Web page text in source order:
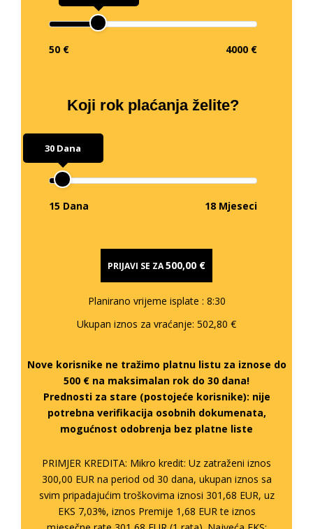
50 € 4000 €
Koji rok plaćanja želite?
30 Dana
15 Dana 18 Mjeseci
PRIJAVI SE ZA500,00 €
Planirano vrijeme isplate : 8:30
Ukupan iznos za vraćanje: 502,80 €
Nove korisnike ne tražimo platnu listu za iznose do
500 € na maksimalan rok do 30 dana!
Prednosti za stare (postojeće korisnike): nije
potrebna verifikacija osobnih dokumenata,
mogućnost odobrenja bez platne liste
PRIMJER KREDITA: Mikro kredit: Uz zatraženi iznos
300,00 EUR na period od 30 dana, ukupan iznos sa
svim pripadajućim troškovima iznosi 301,68 EUR, uz
EKS 7,03%, iznos Premije 1,68 EUR te iznos